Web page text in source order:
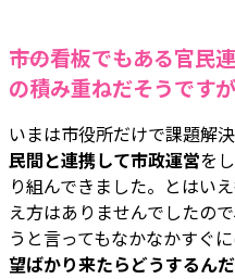
――市の看板でもある官
の積み重ねだそうですが
いまは市役所だけで課題解
民間と連携して市政運営を
り組んできました。とはい
え方はありませんでしたの
うと言ってもなかなかすぐ
望ばかり来たらどうするん